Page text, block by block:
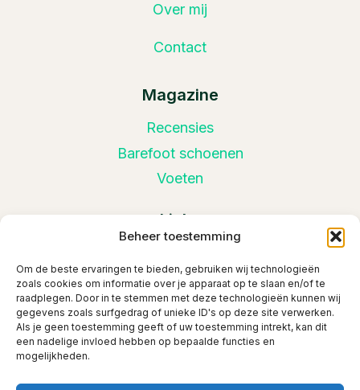
Beheer toestemming
Om de beste ervaringen te bieden, gebruiken wij technologieën
zoals cookies om informatie over je apparaat op te slaan en/of te
raadplegen. Door in te stemmen met deze technologieën kunnen wij
gegevens zoals surfgedrag of unieke ID's op deze site verwerken.
Als je geen toestemming geeft of uw toestemming intrekt, kan dit
een nadelige invloed hebben op bepaalde functies en
mogelijkheden.
Over mij
Contact
Magazine
Recensies
Barefoot schoenen
Voeten
Links
Disclaimer
Redactionele richtlijnen
© 2026 Barefootwereld.nl | Bedrijfsgegevens: